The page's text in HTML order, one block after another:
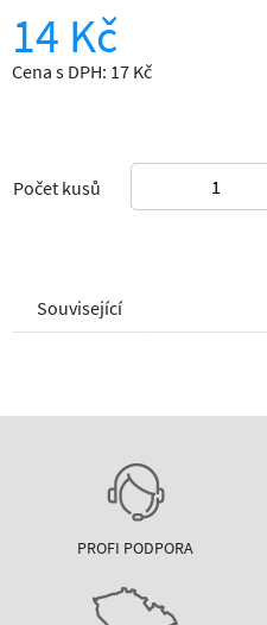
14 Kč
Cena s DPH: 17 Kč
Počet kusů
Související
PROFI PODPORA